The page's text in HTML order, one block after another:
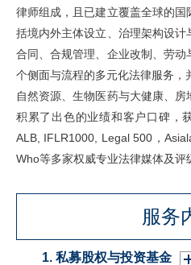
律师组成，且已建立覆盖全球的
括境内外主体设立、治理架构设
合同、合规管理、企业改制、劳
个侧面与流程的多元化法律服务
自然资源、生物医药与大健康、
积累了出色的业绩和客户口碑，
ALB, IFLR1000, Legal 500，
Who等多家权威专业法律媒体及评
服务
1. 私募股权与投资基金